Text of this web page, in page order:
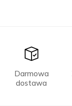
Darmowa
dostawa